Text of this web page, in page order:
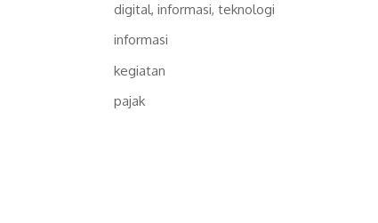
digital, informasi, teknologi
informasi
kegiatan
pajak